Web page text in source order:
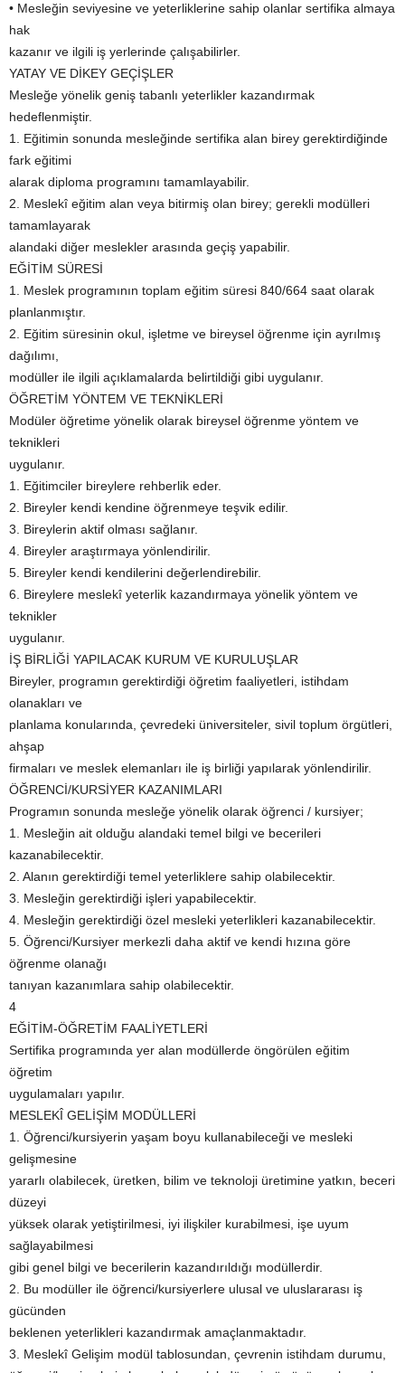
• Mesleğin seviyesine ve yeterliklerine sahip olanlar sertifika almaya
hak
kazanır ve ilgili iş yerlerinde çalışabilirler.
YATAY VE DİKEY GEÇİŞLER
Mesleğe yönelik geniş tabanlı yeterlikler kazandırmak
hedeflenmiştir.
1. Eğitimin sonunda mesleğinde sertifika alan birey gerektirdiğinde
fark eğitimi
alarak diploma programını tamamlayabilir.
2. Meslekî eğitim alan veya bitirmiş olan birey; gerekli modülleri
tamamlayarak
alandaki diğer meslekler arasında geçiş yapabilir.
EĞİTİM SÜRESİ
1. Meslek programının toplam eğitim süresi 840/664 saat olarak
planlanmıştır.
2. Eğitim süresinin okul, işletme ve bireysel öğrenme için ayrılmış
dağılımı,
modüller ile ilgili açıklamalarda belirtildiği gibi uygulanır.
ÖĞRETİM YÖNTEM VE TEKNİKLERİ
Modüler öğretime yönelik olarak bireysel öğrenme yöntem ve
teknikleri
uygulanır.
1. Eğitimciler bireylere rehberlik eder.
2. Bireyler kendi kendine öğrenmeye teşvik edilir.
3. Bireylerin aktif olması sağlanır.
4. Bireyler araştırmaya yönlendirilir.
5. Bireyler kendi kendilerini değerlendirebilir.
6. Bireylere meslekî yeterlik kazandırmaya yönelik yöntem ve
teknikler
uygulanır.
İŞ BİRLİĞİ YAPILACAK KURUM VE KURULUŞLAR
Bireyler, programın gerektirdiği öğretim faaliyetleri, istihdam
olanakları ve
planlama konularında, çevredeki üniversiteler, sivil toplum örgütleri,
ahşap
firmaları ve meslek elemanları ile iş birliği yapılarak yönlendirilir.
ÖĞRENCİ/KURSİYER KAZANIMLARI
Programın sonunda mesleğe yönelik olarak öğrenci / kursiyer;
1. Mesleğin ait olduğu alandaki temel bilgi ve becerileri
kazanabilecektir.
2. Alanın gerektirdiği temel yeterliklere sahip olabilecektir.
3. Mesleğin gerektirdiği işleri yapabilecektir.
4. Mesleğin gerektirdiği özel mesleki yeterlikleri kazanabilecektir.
5. Öğrenci/Kursiyer merkezli daha aktif ve kendi hızına göre
öğrenme olanağı
tanıyan kazanımlara sahip olabilecektir.
4
EĞİTİM-ÖĞRETİM FAALİYETLERİ
Sertifika programında yer alan modüllerde öngörülen eğitim
öğretim
uygulamaları yapılır.
MESLEKÎ GELİŞİM MODÜLLERİ
1. Öğrenci/kursiyerin yaşam boyu kullanabileceği ve mesleki
gelişmesine
yararlı olabilecek, üretken, bilim ve teknoloji üretimine yatkın, beceri
düzeyi
yüksek olarak yetiştirilmesi, iyi ilişkiler kurabilmesi, işe uyum
sağlayabilmesi
gibi genel bilgi ve becerilerin kazandırıldığı modüllerdir.
2. Bu modüller ile öğrenci/kursiyerlere ulusal ve uluslararası iş
gücünden
beklenen yeterlikleri kazandırmak amaçlanmaktadır.
3. Meslekî Gelişim modül tablosundan, çevrenin istihdam durumu,